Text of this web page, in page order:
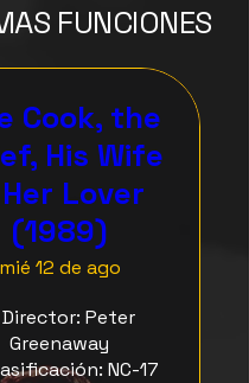
FUNCIONES
Cook, the
His Wife
Lover
(1989)
mié 12 de ago
Director: Peter
Greenaway
NC-17